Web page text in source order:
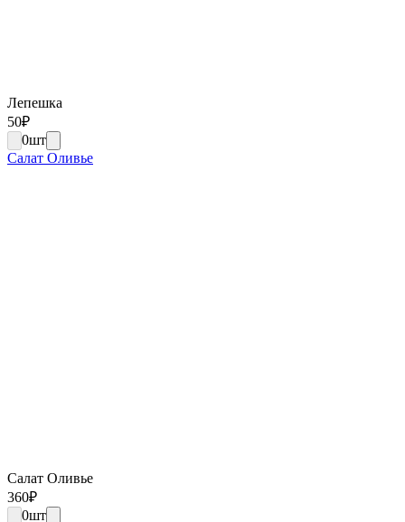
Лепешка
50₽
0шт
Салат Оливье
Салат Оливье
360₽
0шт